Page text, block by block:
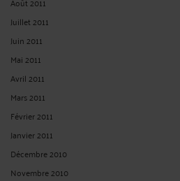
Juillet 2011
Juin 2011
Mai 2011
Avril 2011
Mars 2011
Février 2011
Janvier 2011
Décembre 2010
Novembre 2010